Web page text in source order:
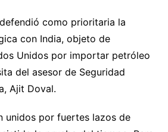
como prioritaria la
con India, objeto de
Unidos por importar petróleo
del asesor de Seguridad
Ajit Doval.
unidos por fuertes lazos de